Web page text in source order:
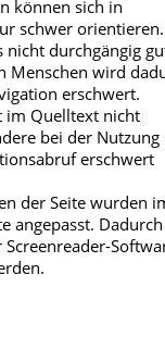
können sich in
schwer
nicht durchgängig
Menschen wird
erschwert.
im Quelltext nicht
bei der Nutzung
erschwert
der Seite wurden
angepasst.